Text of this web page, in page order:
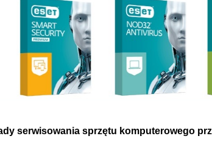
serwisowania sprzętu komputerowego